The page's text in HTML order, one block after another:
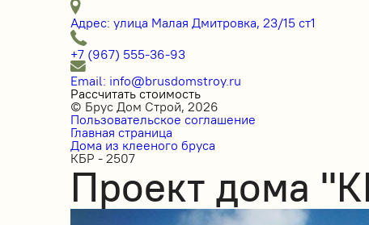
Адрес: улица Малая Дмитровка, 23/15 ст1
+7 (967) 555-36-93
Email: info@brusdomstroy.ru
Рассчитать стоимость
© Брус Дом Строй, 2026
Пользовательское соглашение
Главная страница
Дома из клееного бруса
КБР - 2507
Проект дома